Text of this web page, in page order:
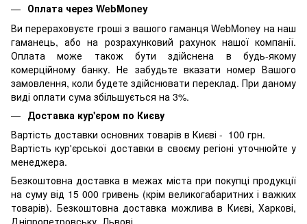
Оплата через WebMoney
Ви перераховуєте гроші з вашого гаманця WebMoney на наш
гаманець, або на розрахунковий рахунок нашої компанії.
Оплата може також бути здійснена в будь-якому
комерційному банку. Не забудьте вказати номер Вашого
замовлення, коли будете здійснювати переклад. При даному
виді оплати сума збільшується на 3%.
Доставка кур'єром по Києву
Вартість доставки основних товарів в Києві - 100 грн.
Вартість кур'єрської доставки в своєму регіоні уточнюйте у
менеджера.
Безкоштовна доставка в межах міста при покупці продукції
на суму від 15 000 гривень (крім великогабаритних і важких
товарів). Безкоштовна доставка можлива в Києві, Харкові,